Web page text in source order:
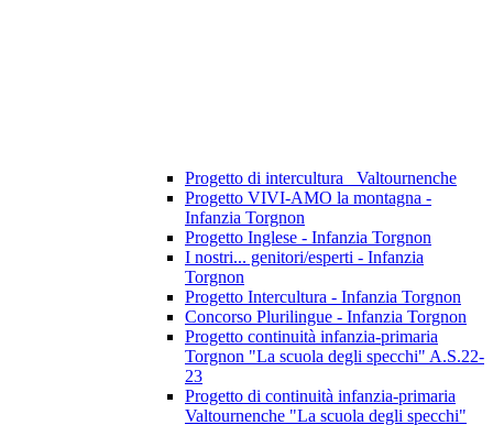
Progetto di intercultura_ Valtournenche
Progetto VIVI-AMO la montagna -
Infanzia Torgnon
Progetto Inglese - Infanzia Torgnon
I nostri... genitori/esperti - Infanzia
Torgnon
Progetto Intercultura - Infanzia Torgnon
Concorso Plurilingue - Infanzia Torgnon
Progetto continuità infanzia-primaria
Torgnon "La scuola degli specchi" A.S.22-
23
Progetto di continuità infanzia-primaria
Valtournenche "La scuola degli specchi"